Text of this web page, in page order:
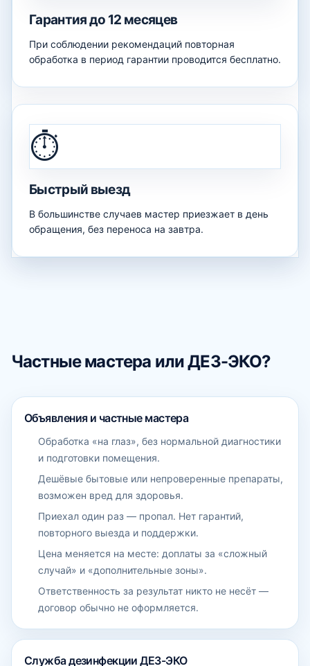
Гарантия до 12 месяцев
При соблюдении рекомендаций повторная
обработка в период гарантии проводится бесплатно.
⏱️
Быстрый выезд
В большинстве случаев мастер приезжает в день
обращения, без переноса на завтра.
Частные мастера или ДЕЗ-ЭКО?
Объявления и частные мастера
Обработка «на глаз», без нормальной диагностики
и подготовки помещения.
Дешёвые бытовые или непроверенные препараты,
возможен вред для здоровья.
Приехал один раз — пропал. Нет гарантий,
повторного выезда и поддержки.
Цена меняется на месте: доплаты за «сложный
случай» и «дополнительные зоны».
Ответственность за результат никто не несёт —
договор обычно не оформляется.
Служба дезинфекции ДЕЗ-ЭКО